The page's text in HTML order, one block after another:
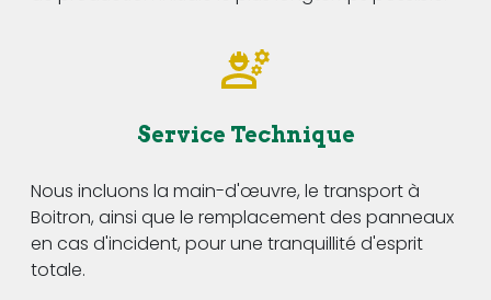
Service Technique
Nous incluons la main-d'œuvre, le transport à
Boitron, ainsi que le remplacement des panneaux
en cas d'incident, pour une tranquillité d'esprit
totale.